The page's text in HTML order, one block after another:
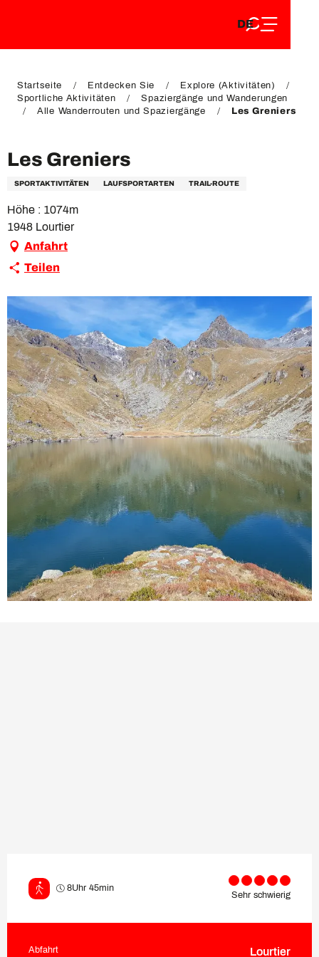
EN
DE
FR
Startseite Entdecken Sie
Explore (Aktivitäten)
Sportliche Aktivitäten
Spaziergänge und Wanderungen
Alle Wanderrouten und Spaziergänge
Les Greniers
Les Greniers
SPORTAKTIVITÄTEN LAUFSPORTARTEN TRAIL-ROUTE
Höhe : 1074m
1948 Lourtier
Anfahrt
Teilen
8Uhr 45min
Sehr schwierig
Abfahrt Lourtier